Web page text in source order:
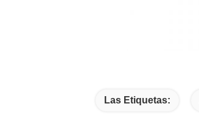
Las Etiquetas: